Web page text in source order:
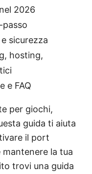
2026
sicurezza
hosting,
e FAQ
per giochi,
guida ti aiuta
il port
la tua
trovi una guida